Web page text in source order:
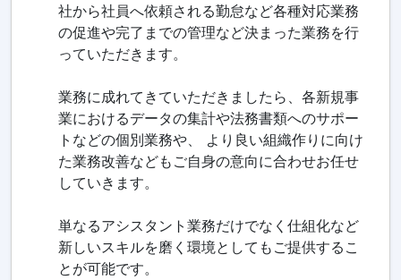
社から社員へ依頼される勤怠など各種対応業務
の促進や完了までの管理など決まった業務を行
っていただきます。
業務に成れてきていただきましたら、各新規事
業におけるデータの集計や法務書類へのサポー
トなどの個別業務や、 より良い組織作りに向け
た業務改善などもご自身の意向に合わせお任せ
していきます。
単なるアシスタント業務だけでなく仕組化など
新しいスキルを磨く環境としてもご提供するこ
とが可能です。